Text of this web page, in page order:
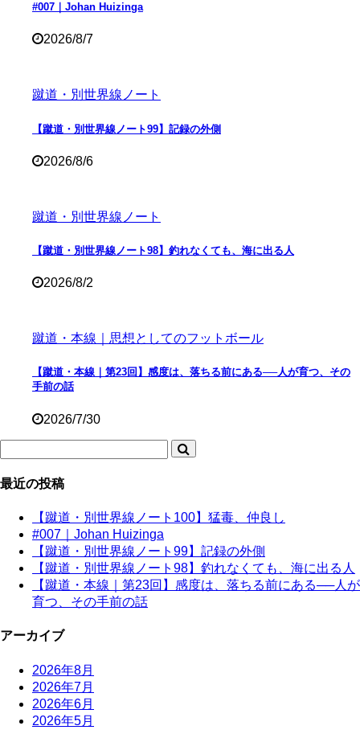
#007｜Johan Huizinga
2026/8/7
蹴道・別世界線ノート
【蹴道・別世界線ノート99】記録の外側
2026/8/6
蹴道・別世界線ノート
【蹴道・別世界線ノート98】釣れなくても、海に出る人
2026/8/2
蹴道・本線｜思想としてのフットボール
【蹴道・本線｜第23回】感度は、落ちる前にある──人が育つ、その
手前の話
2026/7/30
最近の投稿
【蹴道・別世界線ノート100】猛毒、仲良し
#007｜Johan Huizinga
【蹴道・別世界線ノート99】記録の外側
【蹴道・別世界線ノート98】釣れなくても、海に出る人
【蹴道・本線｜第23回】感度は、落ちる前にある──人が
育つ、その手前の話
アーカイブ
2026年8月
2026年7月
2026年6月
2026年5月